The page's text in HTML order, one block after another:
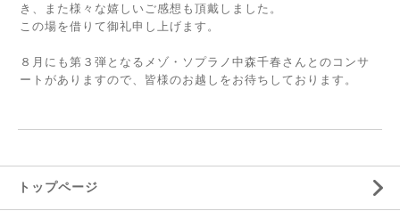
き、また様々な嬉しいご感想も頂戴しました。
この場を借りて御礼申し上げます。
８月にも第３弾となるメゾ・ソプラノ中森千春さんとのコンサ
ートがありますので、皆様のお越しをお待ちしております。
トップページ